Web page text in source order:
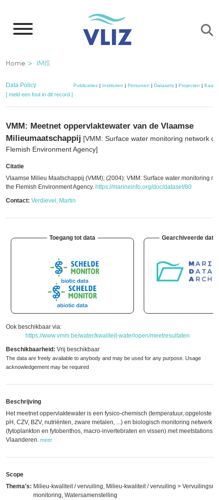
naar
inhoud
gaan
Kruimelpad
Home IMIS
Data Policy Publicaties| Instituten | Personen | Datasets| Projecten |
[ meld een fout in dit record ]
VMM: Meetnet oppervlaktewater van de Vlaamse
Milieumaatschappij [VMM: Surface water monitoring network of
Flemish Environment Agency]
Citatie
Vlaamse Milieu Maatschappij (VMM); (2004): VMM: Surface water monitoring
the Flemish Environment Agency. https://marineinfo.org/doc/dataset/80
Contact: Verdievel, Martin
Toegang tot data Gearchiveerde data
Ook beschikbaar via:
https://www.vmm.be/water/kwaliteit-waterlopen/meetresultaten
Beschikbaarheid: Vrij beschikbaar
The data are freely available to anybody and may be used for any purpose. Usage
acknowledgement may be required
Beschrijving
Het meetnet oppervlaktewater is een fysico-chemisch (temperatuur, opgeloste
pH, CZV, BZV, nutriënten, zware metalen, ...) en biologisch monitoring netwerk
(fytoplankton en fytobenthos, macro-invertebraten en vissen) met meetstations
Vlaanderen. meer
Scope
Thema's: Milieu-kwaliteit / vervuiling, Milieu-kwaliteit / vervuiling >
monitoring, Watersamenstelling